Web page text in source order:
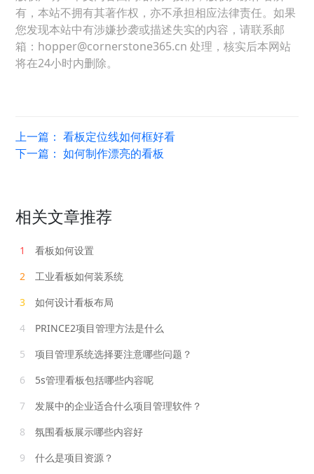
有，本站不拥有其著作权，亦不承担相应法律责任。如果
您发现本站中有涉嫌抄袭或描述失实的内容，请联系邮
箱：hopper@cornerstone365.cn 处理，核实后本网站
将在24小时内删除。
上一篇：看板定位线如何框好看
下一篇：如何制作漂亮的看板
相关文章推荐
1
看板如何设置
2
工业看板如何装系统
3
如何设计看板布局
4
PRINCE2项目管理方法是什么
5
项目管理系统选择要注意哪些问题？
6
5s管理看板包括哪些内容呢
7
发展中的企业适合什么项目管理软件？
8
氛围看板展示哪些内容好
9
什么是项目资源？